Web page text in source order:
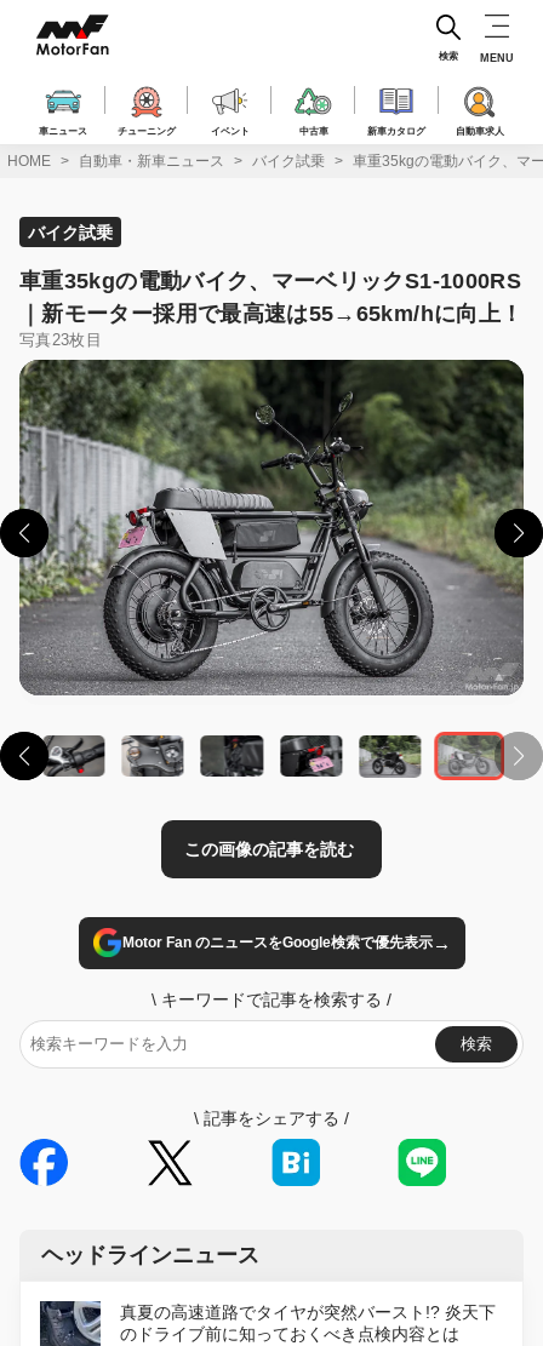
ス
車ニュース チューニング イベント 中古車 新車カタログ 自動車求人
検索 MENU
HOME 自動車・新車ニュース バイク試乗 車重35kgの電動バイク、マ
バイク試乗
車重35kgの電動バイク、マーベリックS1-1000RS
｜新モーター採用で最高速は55→65km/hに向上！
写真23枚目
Motor Fan のニュースをGoogle検索で優先表示→
\ キーワードで記事を検索する /
検索
\ 記事をシェアする /
ヘッドラインニュース
真夏の高速道路でタイヤが突然バースト!? 炎天下
のドライブ前に知っておくべき点検内容とは